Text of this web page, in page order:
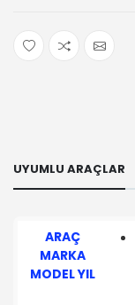
UYUMLU ARAÇLAR
ARAÇ
MARKA
MODEL YIL